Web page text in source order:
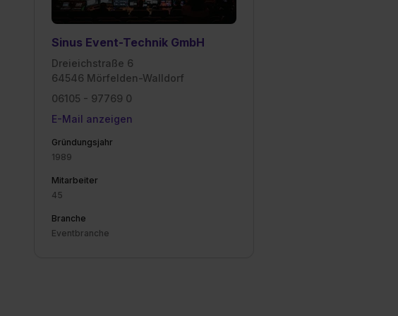
Sinus Event-Technik GmbH
Dreieichstraße 6
64546 Mörfelden-Walldorf
06105 - 97769 0
E-Mail anzeigen
Gründungsjahr
1989
Mitarbeiter
45
Branche
Eventbranche